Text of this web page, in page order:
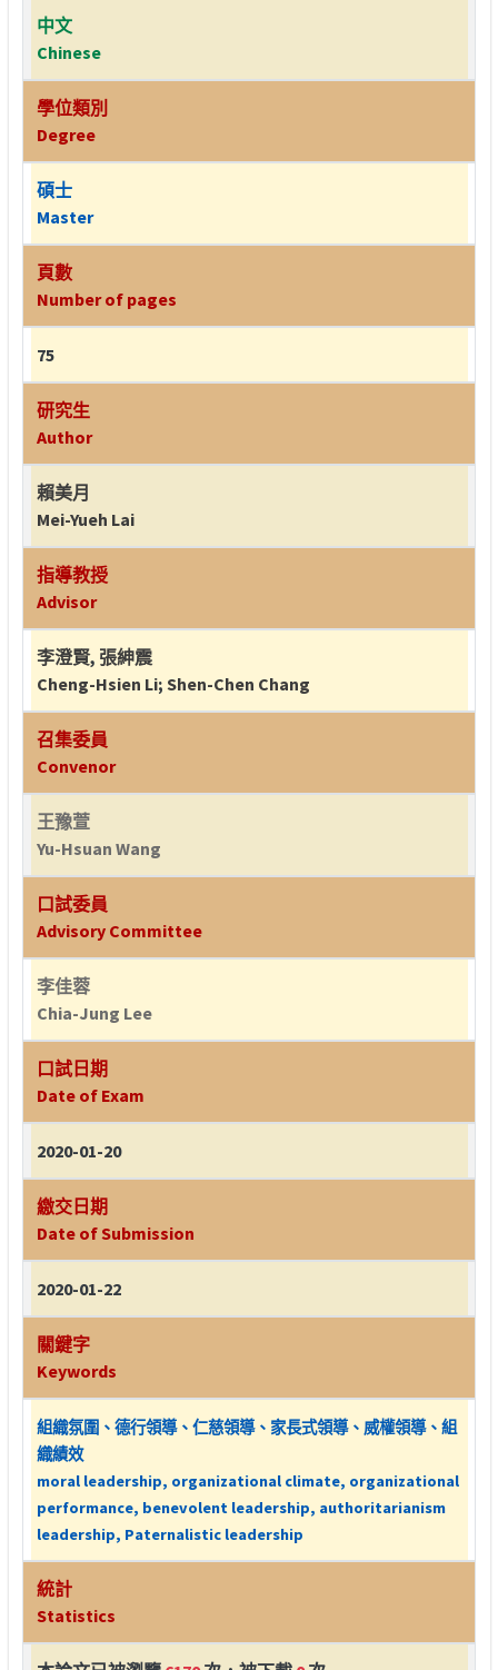
中文
Chinese
學位類別
Degree
碩士
Master
頁數
Number of pages
75
研究生
Author
賴美月
Mei-Yueh Lai
指導教授
Advisor
李澄賢, 張紳震
Cheng-Hsien Li; Shen-Chen Chang
召集委員
Convenor
王豫萱
Yu-Hsuan Wang
口試委員
Advisory Committee
李佳蓉
Chia-Jung Lee
口試日期
Date of Exam
2020-01-20
繳交日期
Date of Submission
2020-01-22
關鍵字
Keywords
組織氛圍、德行領導、仁慈領導、家長式領導、威權領導、組
織績效
moral leadership, organizational climate, organizational
performance, benevolent leadership, authoritarianism
leadership, Paternalistic leadership
統計
Statistics